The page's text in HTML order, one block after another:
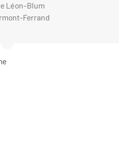
Léon-Blum
Ferrand